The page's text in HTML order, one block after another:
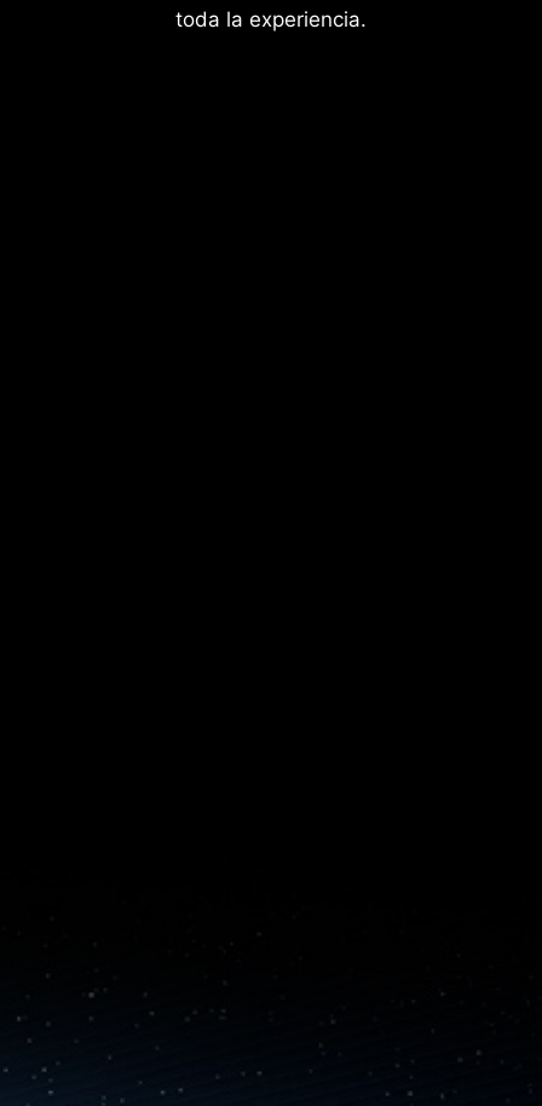
toda la experiencia.